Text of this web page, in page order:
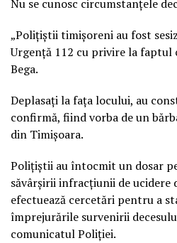
Nu se cunosc circumstanțele
„Polițiștii timișoreni au fost
Urgență 112 cu privire la faptul
Bega.
Deplasați la fața locului, au
confirmă, fiind vorba de un
din Timișoara.
Polițiștii au întocmit un dosar
săvârșirii infracțiunii de ucidere
efectuează cercetări pentru a
împrejurările survenirii
comunicatul Poliției.